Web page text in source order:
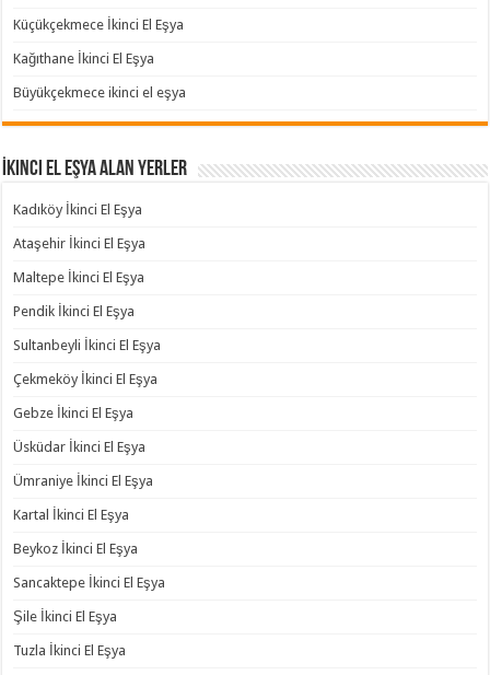
Küçükçekmece İkinci El Eşya
Kağıthane İkinci El Eşya
Büyükçekmece ikinci el eşya
İkinci El Eşya Alan Yerler
Kadıköy İkinci El Eşya
Ataşehir İkinci El Eşya
Maltepe İkinci El Eşya
Pendik İkinci El Eşya
Sultanbeyli İkinci El Eşya
Çekmeköy İkinci El Eşya
Gebze İkinci El Eşya
Üsküdar İkinci El Eşya
Ümraniye İkinci El Eşya
Kartal İkinci El Eşya
Beykoz İkinci El Eşya
Sancaktepe İkinci El Eşya
Şile İkinci El Eşya
Tuzla İkinci El Eşya